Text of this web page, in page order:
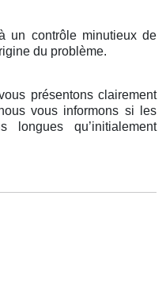
un contrôle minutieux de
du problème.
présentons clairement
vous informons si les
longues qu’initialement